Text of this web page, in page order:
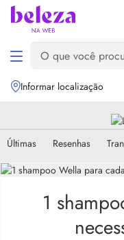
Informar localização
Últimas Resenhas
1